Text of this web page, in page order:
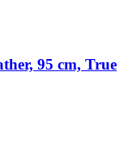
95 cm, True